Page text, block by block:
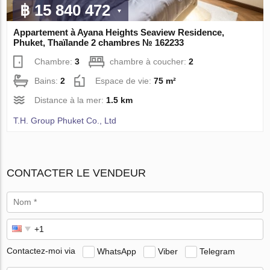
฿ 15 840 472
Appartement à Ayana Heights Seaview Residence,
Phuket, Thaïlande 2 chambres № 162233
Chambre:3 chambre à coucher:2
Bains:2 Espace de vie:75 m²
Distance à la mer: 1.5 km
T.H. Group Phuket Co., Ltd
CONTACTER LE VENDEUR
Contactez-moi via WhatsApp Viber Telegram